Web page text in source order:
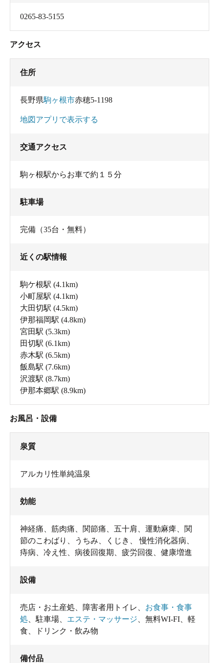
0265-83-5155
アクセス
住所
長野県駒ヶ根市赤穂5-1198
地図アプリで表示する
交通アクセス
駒ヶ根駅からお車で約１５分
駐車場
完備（35台・無料）
近くの駅情報
駒ケ根駅 (4.1km)
小町屋駅 (4.1km)
大田切駅 (4.5km)
伊那福岡駅 (4.8km)
宮田駅 (5.3km)
田切駅 (6.1km)
赤木駅 (6.5km)
飯島駅 (7.6km)
沢渡駅 (8.7km)
伊那本郷駅 (8.9km)
お風呂・設備
泉質
アルカリ性単純温泉
効能
神経痛、筋肉痛、関節痛、五十肩、運動麻痺、関
節のこわばり、うちみ、くじき、 慢性消化器病、
痔病、冷え性、病後回復期、疲労回復、健康増進
設備
売店・お土産処 障害者用トイレ
お食事・食事
処
駐車場 エステ・マッサージ 無料WI-FI
軽
食
ドリンク・飲み物
備付品